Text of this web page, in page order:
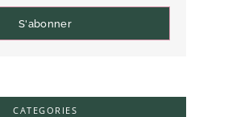
S'abonner
CATEGORIES